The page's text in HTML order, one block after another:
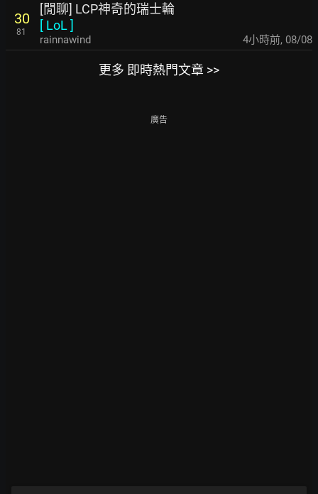
30
81
[閒聊] LCP神奇的瑞士輪
[ LoL ]
rainnawind 4小時前, 08/08
更多 即時熱門文章 >>
廣告